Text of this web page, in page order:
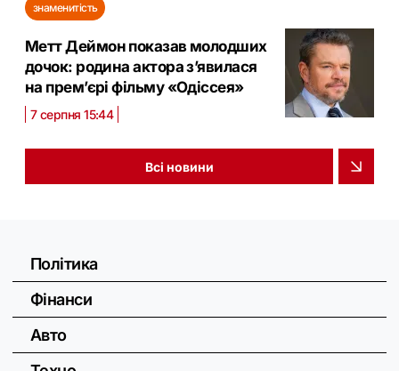
знаменитість
Метт Деймон показав молодших
дочок: родина актора з’явилася
на прем’єрі фільму «Одіссея»
7 серпня 15:44
Всі новини
Політика
Фінанси
Авто